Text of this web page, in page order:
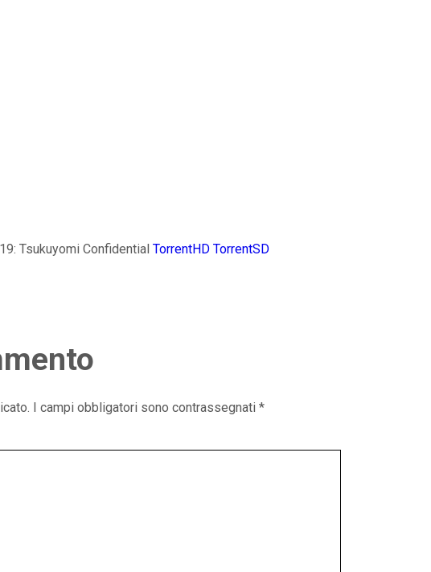
Tsukuyomi Confidential TorrentHD TorrentSD
I campi obbligatori sono contrassegnati *